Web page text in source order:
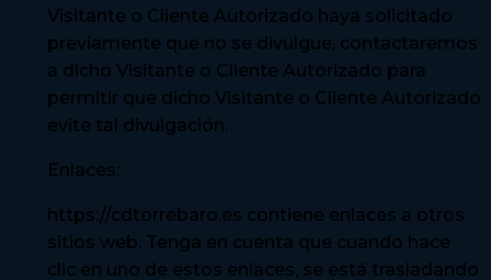
Visitante o Cliente Autorizado haya solicitado
previamente que no se divulgue, contactaremos
a dicho Visitante o Cliente Autorizado para
permitir que dicho Visitante o Cliente Autorizado
evite tal divulgación.
Enlaces:
https://cdtorrebaro.es contiene enlaces a otros
sitios web. Tenga en cuenta que cuando hace
clic en uno de estos enlaces, se está trasladando